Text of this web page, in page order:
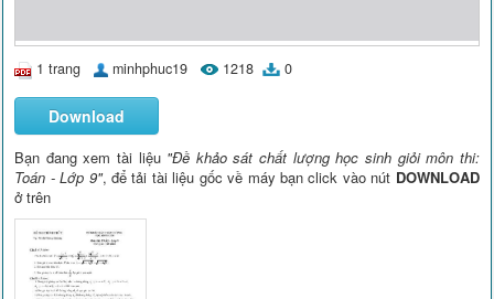
1 trang minhphuc19 1218 0
Download
Bạn đang xem tài liệu "Đề khảo sát chất lượng học sinh giỏi môn thi:
Toán - Lớp 9", để tải tài liệu gốc về máy bạn click vào nút DOWNLOAD
ở trên